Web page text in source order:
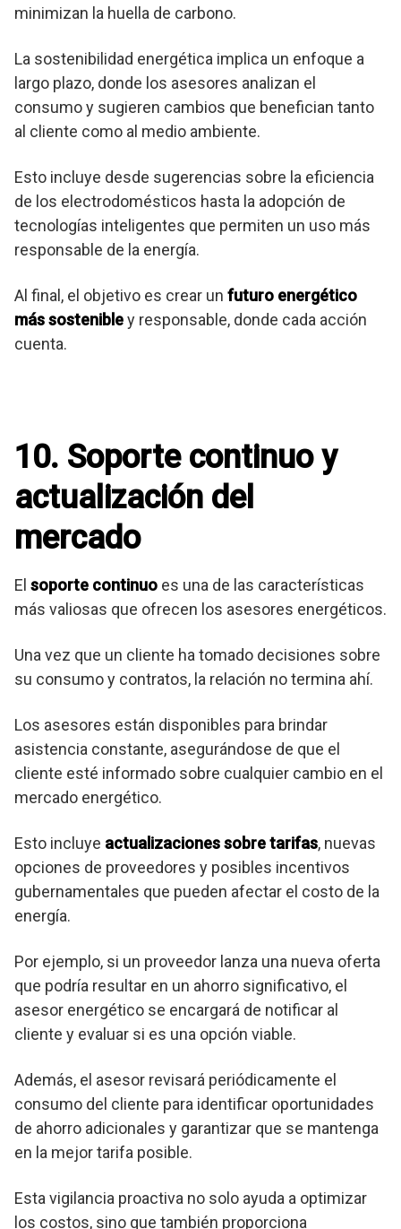
minimizan la huella de carbono.
La sostenibilidad energética implica un enfoque a
largo plazo, donde los asesores analizan el
consumo y sugieren cambios que benefician tanto
al cliente como al medio ambiente.
Esto incluye desde sugerencias sobre la eficiencia
de los electrodomésticos hasta la adopción de
tecnologías inteligentes que permiten un uso más
responsable de la energía.
Al final, el objetivo es crear un futuro energético
más sostenibley responsable, donde cada acción
cuenta.
10. Soporte continuo y
actualización del
mercado
El soporte continuo es una de las características
más valiosas que ofrecen los asesores energéticos.
Una vez que un cliente ha tomado decisiones sobre
su consumo y contratos, la relación no termina ahí.
Los asesores están disponibles para brindar
asistencia constante, asegurándose de que el
cliente esté informado sobre cualquier cambio en el
mercado energético.
Esto incluye actualizaciones sobre tarifas, nuevas
opciones de proveedores y posibles incentivos
gubernamentales que pueden afectar el costo de la
energía.
Por ejemplo, si un proveedor lanza una nueva oferta
que podría resultar en un ahorro significativo, el
asesor energético se encargará de notificar al
cliente y evaluar si es una opción viable.
Además, el asesor revisará periódicamente el
consumo del cliente para identificar oportunidades
de ahorro adicionales y garantizar que se mantenga
en la mejor tarifa posible.
Esta vigilancia proactiva no solo ayuda a optimizar
los costos, sino que también proporciona